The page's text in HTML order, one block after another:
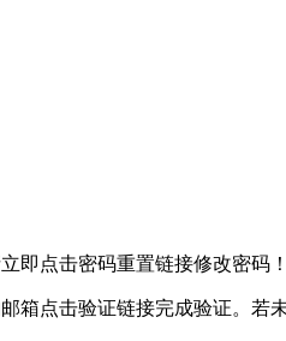
即点击密码重置链接修改密码！
箱点击验证链接完成验证。若